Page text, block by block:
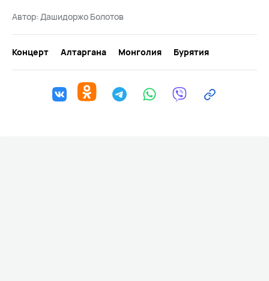
Автор: Дашидоржо Болотов
Концерт Алтаргана Монголия Бурятия